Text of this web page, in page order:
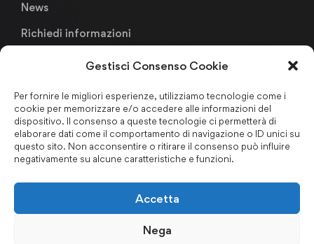
Gestisci Consenso Cookie
Per fornire le migliori esperienze, utilizziamo tecnologie come i
cookie per memorizzare e/o accedere alle informazioni del
dispositivo. Il consenso a queste tecnologie ci permetterà di
elaborare dati come il comportamento di navigazione o ID unici su
questo sito. Non acconsentire o ritirare il consenso può influire
negativamente su alcune caratteristiche e funzioni.
Accetta
Nega
News
Richiedi informazioni
Metodologia Didattica
Faculty & Staffs
Formazione finanziata
Forum Nazionale Antiriciclaggio